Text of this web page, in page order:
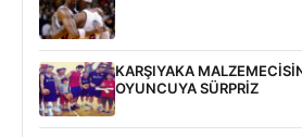
KARŞIYAKA
OYUNCUYA SÜRPRİZ